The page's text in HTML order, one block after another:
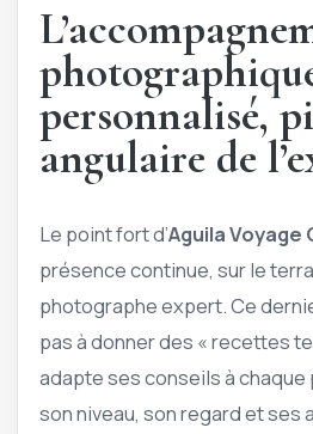
personnalisé,
angulaire de
Le point fort d’Aguila Voyage
présence continue, sur le
photographe expert. Ce
pas à donner des « recettes
adapte ses conseils à
son niveau, son regard et ses